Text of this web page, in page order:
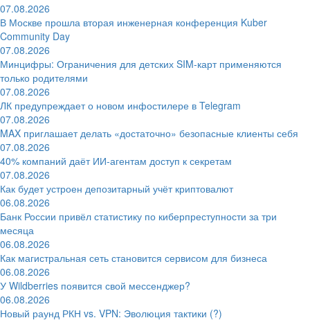
07.08.2026
В Москве прошла вторая инженерная конференция Kuber
Community Day
07.08.2026
Минцифры: Ограничения для детских SIM-карт применяются
только родителями
07.08.2026
ЛК предупреждает о новом инфостилере в Telegram
07.08.2026
MAX приглашает делать «достаточно» безопасные клиенты себя
07.08.2026
40% компаний даёт ИИ‑агентам доступ к секретам
07.08.2026
Как будет устроен депозитарный учёт криптовалют
06.08.2026
Банк России привёл статистику по киберпреступности за три
месяца
06.08.2026
Как магистральная сеть становится сервисом для бизнеса
06.08.2026
У Wildberries появится свой мессенджер?
06.08.2026
Новый раунд РКН vs. VPN: Эволюция тактики (?)